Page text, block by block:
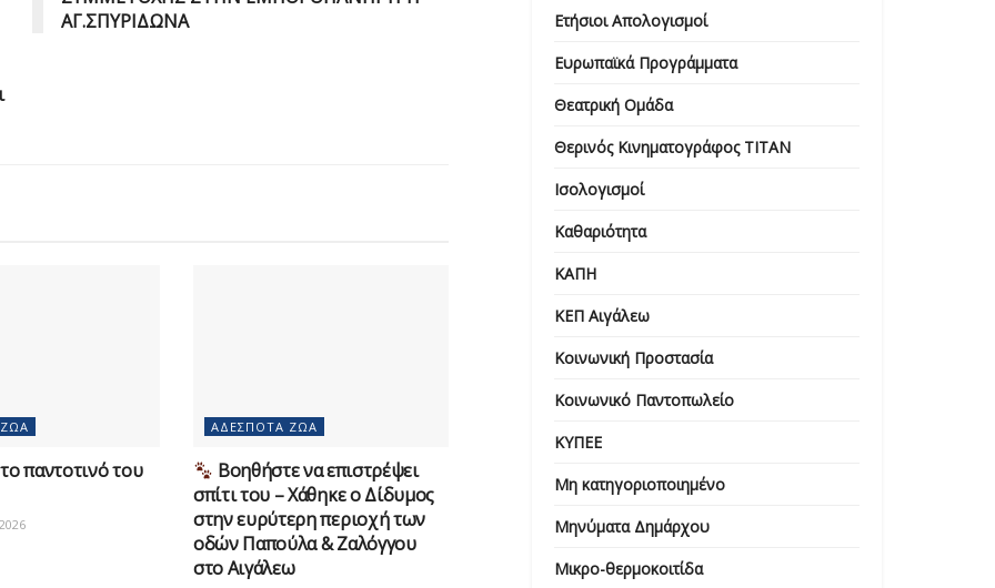
ΑΓ.ΣΠΥΡΙΔΩΝΑ
παντοτινό του
ΑΔΈΣΠΟΤΑ ΖΏΑ
Βοηθήστε να επιστρέψει
σπίτι του – Χάθηκε ο Δίδυμος
στην ευρύτερη περιοχή των
οδών Παπούλα & Ζαλόγγου
στο Αιγάλεω
Ετήσιοι Απολογισμοί
Ευρωπαϊκά Προγράμματα
Θεατρική Ομάδα
Θερινός Κινηματογράφος ΤΙΤΑΝ
Ισολογισμοί
Καθαριότητα
ΚΑΠΗ
ΚΕΠ Αιγάλεω
Κοινωνική Προστασία
Κοινωνικό Παντοπωλείο
ΚΥΠΕΕ
Μη κατηγοριοποιημένο
Μηνύματα Δημάρχου
Μικρο-θερμοκοιτίδα